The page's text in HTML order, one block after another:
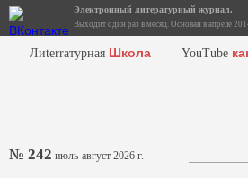
Электронный литературный журнал.
Выходит один раз в месяц. Основан в апреле
Лиterraтурная Школа YouTube
№ 242 июль-август 2026 г.